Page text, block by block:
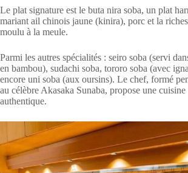
Le plat signature est le buta nira soba, un plat
mariant ail chinois jaune (kinira), porc et la
moulu à la meule.
Parmi les autres spécialités : seiro soba (servi
en bambou), sudachi soba, tororo soba (avec
encore uni soba (aux oursins). Le chef, formé
au célèbre Akasaka Sunaba, propose une
authentique.